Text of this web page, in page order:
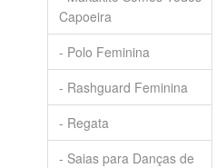
Capoeira
- Polo Feminina
- Rashguard Feminina
- Regata
- Saias para Danças de